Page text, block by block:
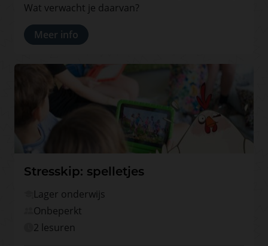
Wat verwacht je daarvan?
Meer info
Stresskip: spelletjes
Lager onderwijs
Onbeperkt
2 lesuren